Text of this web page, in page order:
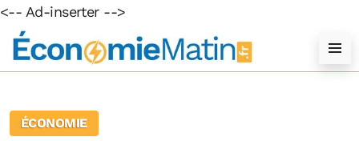
<-- Ad-inserter -->
ÉCONOMIE